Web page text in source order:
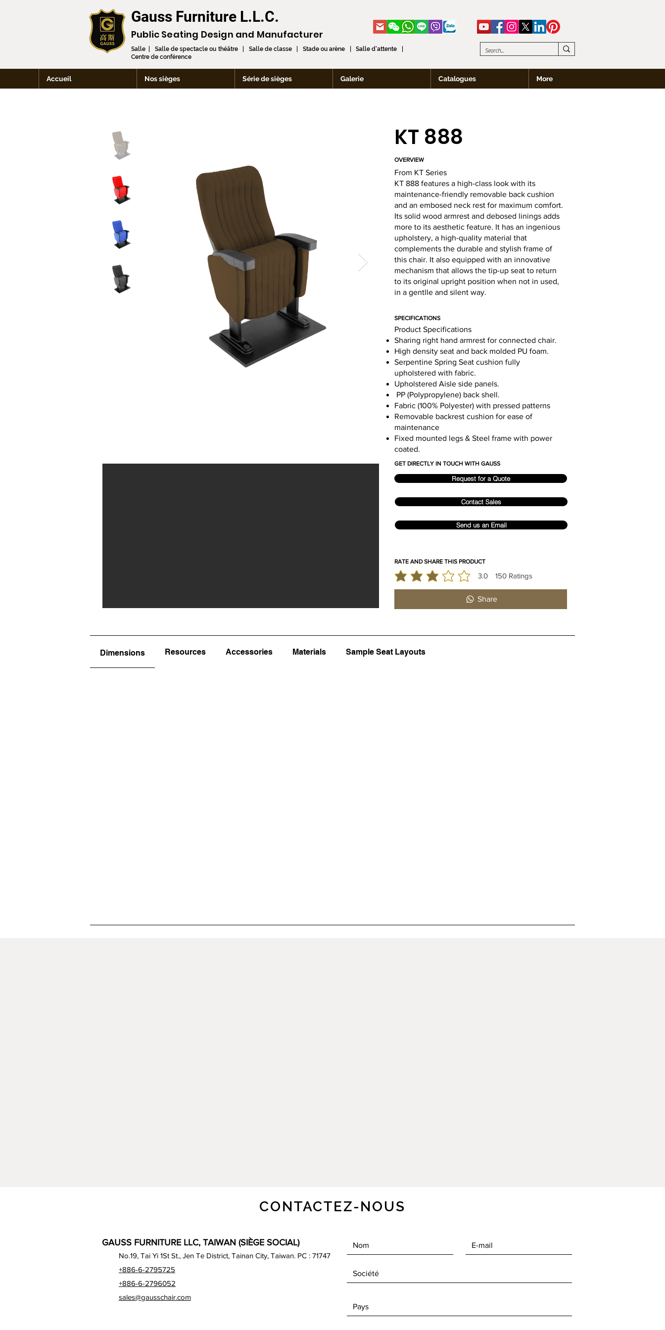
Gauss Furniture L.L.C.
Public Seating Design and Manufacturer
Salle | Salle de spectacle ou théâtre | Salle de classe | Stade ou arène | Salle d'attente |
Centre de conférence
Accueil Nos sièges Série de sièges Galerie Catalogues More
KT 888
OVERVIEW
From KT Series
KT 888 features a high-class look with its
maintenance-friendly removable back cushion
and an embosed neck rest for maximum comfort.
Its solid wood armrest and debosed linings adds
more to its aesthetic feature. It has an ingenious
upholstery, a high-quality material that
complements the durable and stylish frame of
this chair. It also equipped with an innovative
mechanism that allows the tip-up seat to return
to its original upright position when not in used,
in a gentlle and silent way.
SPECIFICATIONS
Product Specifications
Sharing right hand armrest for connected chair.
High density seat and back molded PU foam.
Serpentine Spring Seat cushion fully
upholstered with fabric.
Upholstered Aisle side panels.
PP (Polypropylene) back shell.
Fabric (100% Polyester) with pressed patterns
Removable backrest cushion for ease of
maintenance
Fixed mounted legs & Steel frame with power
coated.
GET DIRECTLY IN TOUCH WITH GAUSS
Request for a Quote
Contact Sales
Send us an Email
RATE AND SHARE THIS PRODUCT
3.0 150 Ratings
la note moyenne est 3 sur 5, d'après 150 votes, Ratings
Share
Dimensions Resources Accessories Materials Sample Seat Layouts
CONTACTEZ-NOUS
GAUSS FURNITURE LLC, TAIWAN (SIÈGE SOCIAL)
No.19, Tai Yi 1St St., Jen Te District, Tainan City, Taiwan. PC : 71747
+886-6-2795725
+886-6-2796052
sales@gausschair.com